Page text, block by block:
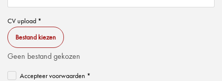
CV upload *
Bestand kiezen
Geen bestand gekozen
Accepteer voorwaarden *